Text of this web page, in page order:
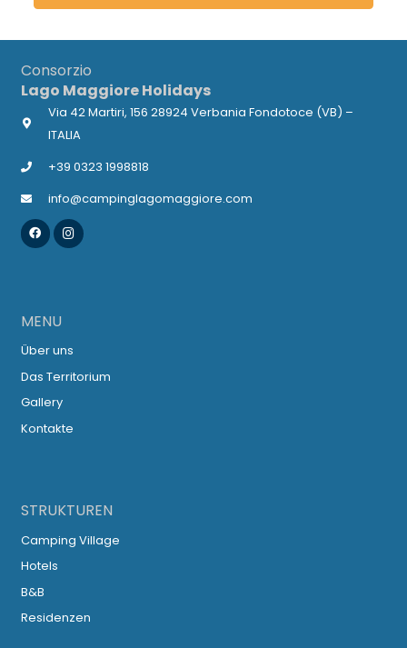
Consorzio
Lago Maggiore Holidays
Via 42 Martiri, 156 28924 Verbania Fondotoce (VB) –
ITALIA
+39 0323 1998818
info@campinglagomaggiore.com
MENU
Über uns
Das Territorium
Gallery
Kontakte
STRUKTUREN
Camping Village
Hotels
B&B
Residenzen